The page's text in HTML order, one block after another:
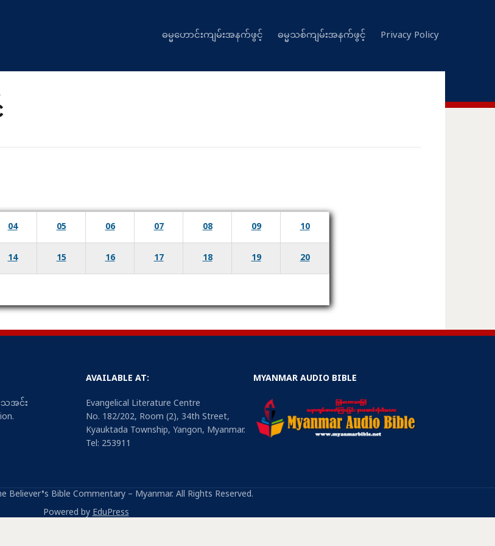
ဓမ္မဟောင်းကျမ်းအနက်ဖွင့် ဓမ္မသစ်ကျမ်းအနက်ဖွင့် Privacy Policy
04 05 06 07 08 09
10
14 15 16 17 18 19
20
ေအင်း
AVAILABLE AT:
Evangelical Literature Centre
No. 182/202, Room (2), 34th Street,
Kyauktada Township, Yangon, Myanmar.
Tel: 253911
MYANMAR AUDIO BIBLE
Believer’s Bible Commentary – Myanmar. All Rights Reserved.
Powered byEduPress